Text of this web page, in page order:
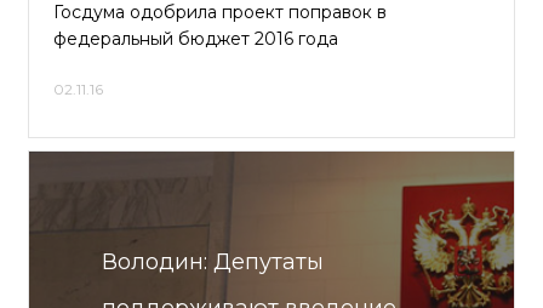
Госдума одобрила проект поправок в
федеральный бюджет 2016 года
02.11.16
Володин: Депутаты